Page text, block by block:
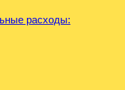
расходы: